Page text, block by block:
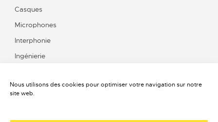
Nous utilisons des cookies pour optimiser votre navigation sur notre
site web.
Casques
Microphones
Interphonie
Ingénierie